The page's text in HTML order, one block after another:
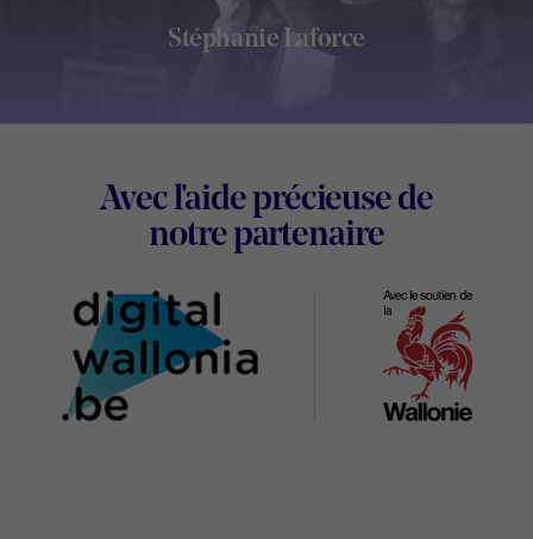
Stéphanie Laforce
Avec l'aide précieuse de
notre partenaireDigital